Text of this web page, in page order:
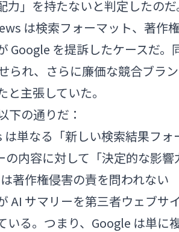
」を持たないと判定したのだ
は検索フォーマット、著作
Google を提訴したケースだ
られ、さらに廉価な競合ブラ
と主張していた。
下の通りだ：
単なる「新しい検索結果フォ
の内容に対して「決定的な影
著作権侵害の責を問われない
AI サマリーを第三者ウェブサ
いる。つまり、Google は単に